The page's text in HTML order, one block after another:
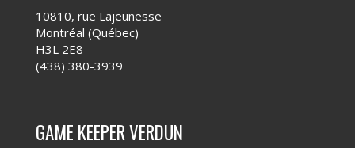
10810, rue Lajeunesse
Montréal (Québec)
H3L 2E8
(438) 380-3939
GAME KEEPER VERDUN